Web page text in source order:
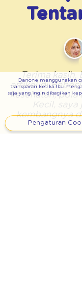
Terima kasih,
artikel di
kesehatan, pola
Kecil,
kembangnya
Danone menggunakan
transparan ketika Ibu
saja yang ingin dibagikan
Pengaturan